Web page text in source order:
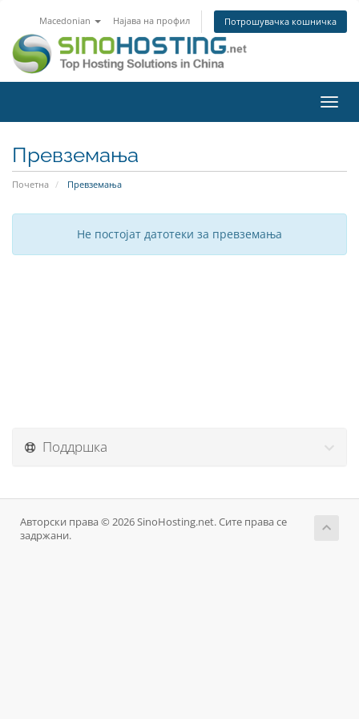
Macedonian Најава на профил Потрошувачка кошничка
ја
Превземања
Почетна Превземања
Не постојат датотеки за превземања
Поддршка
Авторски права © 2026 SinoHosting.net. Сите права се
задржани.